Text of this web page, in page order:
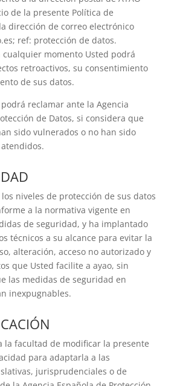
de la presente Política de
dirección de correo electrónico
ref: protección de datos.
cualquier momento Usted podrá
retroactivos, su consentimiento
de sus datos.
reclamar ante la Agencia
de Datos, si considera que
sido vulnerados o no han sido
niveles de protección de sus datos
a la normativa vigente en
de seguridad, y ha implantado
técnicos a su alcance para evitar la
alteración, acceso no autorizado y
que Usted facilite a ayao, sin
las medidas de seguridad en
inexpugnables.
la facultad de modificar la presente
para adaptarla a las
jurisprudenciales o de